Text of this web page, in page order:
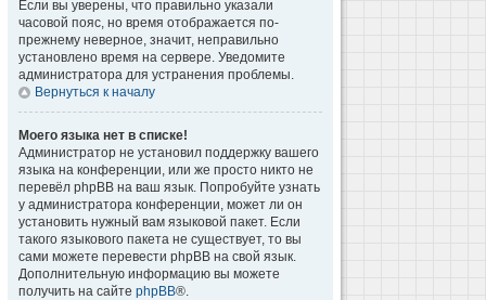
Если вы уверены, что правильно указали
часовой пояс, но время отображается по-
прежнему неверное, значит, неправильно
установлено время на сервере. Уведомите
администратора для устранения проблемы.
Вернуться к началу
Моего языка нет в списке!
Администратор не установил поддержку вашего
языка на конференции, или же просто никто не
перевёл phpBB на ваш язык. Попробуйте узнать
у администратора конференции, может ли он
установить нужный вам языковой пакет. Если
такого языкового пакета не существует, то вы
сами можете перевести phpBB на свой язык.
Дополнительную информацию вы можете
получить на сайте phpBB®.